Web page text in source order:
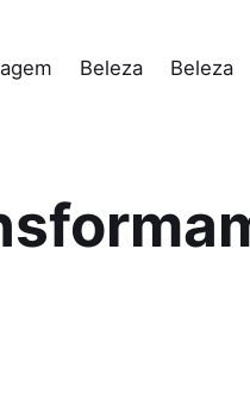
Beleza Beleza